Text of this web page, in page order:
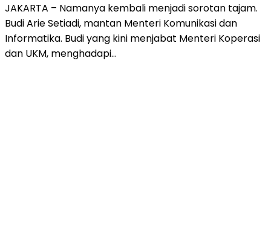
JAKARTA – Namanya kembali menjadi sorotan tajam.
Budi Arie Setiadi, mantan Menteri Komunikasi dan
Informatika. Budi yang kini menjabat Menteri Koperasi
dan UKM, menghadapi…